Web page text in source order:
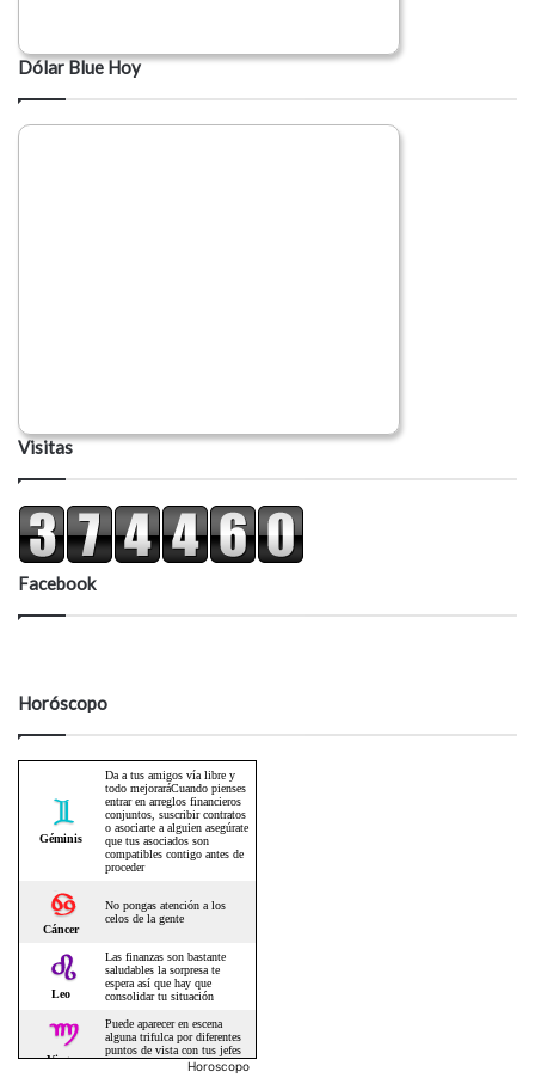
Dólar Blue Hoy
Visitas
Facebook
Horóscopo
Horoscopo